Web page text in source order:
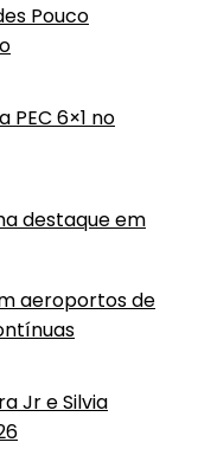
Pouco
6×1 no
destaque em
aeroportos de
Jr e Silvia